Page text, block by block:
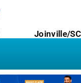
Joinville/SC